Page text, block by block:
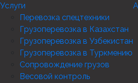
Услуги
Перевозка спецтехники
Грузоперевозка в Казахстан
Грузоперевозка в Узбекистан
Грузоперевозка в Туркмению
Сопровождение грузов
Весовой контроль